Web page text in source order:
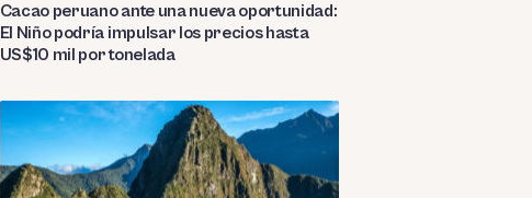
Cacao peruano ante una nueva oportunidad:
El Niño podría impulsar los precios hasta
US$10 mil por tonelada